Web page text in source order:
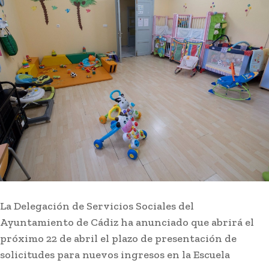
El coro de Julio Pardo anuncia el nombre para el
COAC 2027
Actualidad
La Delegación de Servicios Sociales del
Ayuntamiento de Cádiz ha anunciado que abrirá el
próximo 22 de abril el plazo de presentación de
solicitudes para nuevos ingresos en la Escuela